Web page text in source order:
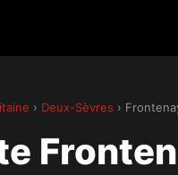
› Deux-Sèvres ›